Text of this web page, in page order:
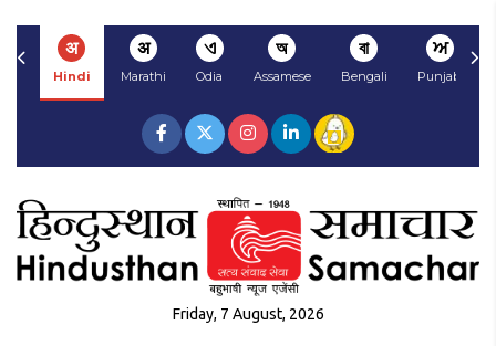
अ
Hindi
अ
Marathi
ଏ
Odia
অ
Assamese
বা
Bengali
ਅ
Punjabi
Friday, 7 August, 2026